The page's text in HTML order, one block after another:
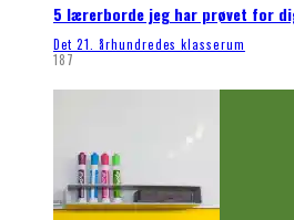
5 lærerborde jeg har prøvet for
Det 21. århundredes klasserum
187